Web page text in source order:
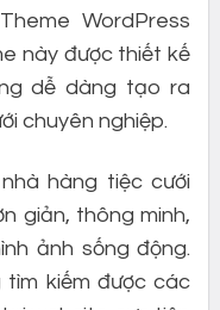
WordPress
này được thiết kế
dễ dàng tạo ra
chuyên nghiệp.
hàng tiệc cưới
giản, thông minh,
ảnh sống động.
kiếm được các